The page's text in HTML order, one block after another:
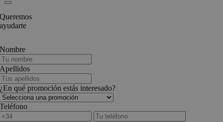
Queremos
ayudarte
Nombre
Apellidos
¿En qué promoción estás interesado?
Teléfono